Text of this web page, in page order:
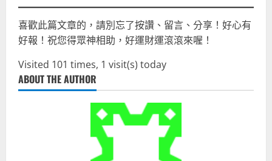
喜歡此篇文章的，請別忘了按讚、留言、分享！好心有
好報！祝您得眾神相助，好運財運滾滾來喔！
Visited 101 times, 1 visit(s) today
ABOUT THE AUTHOR